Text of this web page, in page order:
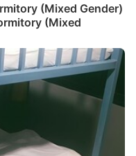
(Mixed Gender)
(Mixed